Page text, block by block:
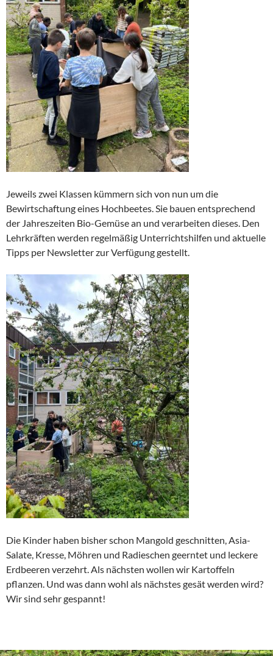
Jeweils zwei Klassen kümmern sich von nun um die
Bewirtschaftung eines Hochbeetes. Sie bauen entsprechend
der Jahreszeiten Bio-Gemüse an und verarbeiten dieses. Den
Lehrkräften werden regelmäßig Unterrichtshilfen und aktuelle
Tipps per Newsletter zur Verfügung gestellt.
Die Kinder haben bisher schon Mangold geschnitten, Asia-
Salate, Kresse, Möhren und Radieschen geerntet und leckere
Erdbeeren verzehrt. Als nächsten wollen wir Kartoffeln
pflanzen. Und was dann wohl als nächstes gesät werden wird?
Wir sind sehr gespannt!